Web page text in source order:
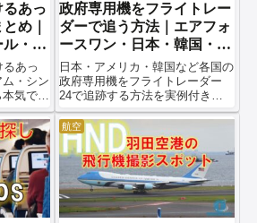
るあっ
め｜
・タ
あっ
・シン
気で比
政府専用機をフライトレー
ダーで追う方法｜エアフォ
ースワン・日本・韓国・イ
タリア・フランス対応
【2026年版】
日本・アメリカ・韓国など各国の
政府専用機をフライトレーダー
24で追跡する方法を実例付きで
解説します。
航空